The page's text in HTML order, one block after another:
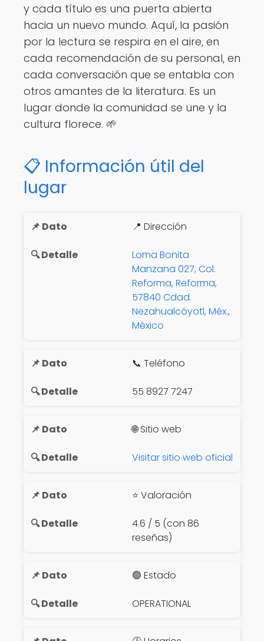
y cada título es una puerta abierta
hacia un nuevo mundo. Aquí, la pasión
por la lectura se respira en el aire, en
cada recomendación de su personal, en
cada conversación que se entabla con
otros amantes de la literatura. Es un
lugar donde la comunidad se une y la
cultura florece. 🌱
📋 Información útil del
lugar
📍 Dirección
Loma Bonita
Manzana 027, Col.
Reforma, Reforma,
57840 Cdad.
Nezahualcóyotl, Méx.,
México
📞 Teléfono
55 8927 7247
🌐 Sitio web
Visitar sitio web oficial
⭐ Valoración
4.6 / 5 (con 86
reseñas)
🟢 Estado
OPERATIONAL